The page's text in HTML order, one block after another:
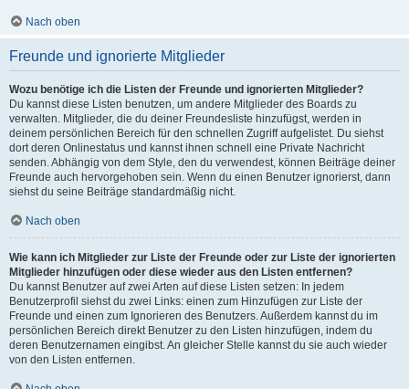
Nach oben
Freunde und ignorierte Mitglieder
Wozu benötige ich die Listen der Freunde und ignorierten Mitglieder?
Du kannst diese Listen benutzen, um andere Mitglieder des Boards zu
verwalten. Mitglieder, die du deiner Freundesliste hinzufügst, werden in
deinem persönlichen Bereich für den schnellen Zugriff aufgelistet. Du siehst
dort deren Onlinestatus und kannst ihnen schnell eine Private Nachricht
senden. Abhängig von dem Style, den du verwendest, können Beiträge deiner
Freunde auch hervorgehoben sein. Wenn du einen Benutzer ignorierst, dann
siehst du seine Beiträge standardmäßig nicht.
Nach oben
Wie kann ich Mitglieder zur Liste der Freunde oder zur Liste der ignorierten
Mitglieder hinzufügen oder diese wieder aus den Listen entfernen?
Du kannst Benutzer auf zwei Arten auf diese Listen setzen: In jedem
Benutzerprofil siehst du zwei Links: einen zum Hinzufügen zur Liste der
Freunde und einen zum Ignorieren des Benutzers. Außerdem kannst du im
persönlichen Bereich direkt Benutzer zu den Listen hinzufügen, indem du
deren Benutzernamen eingibst. An gleicher Stelle kannst du sie auch wieder
von den Listen entfernen.